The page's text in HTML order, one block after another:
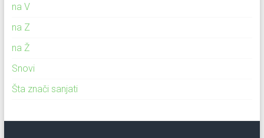
na V
na Z
na Ž
Snovi
Šta znači sanjati